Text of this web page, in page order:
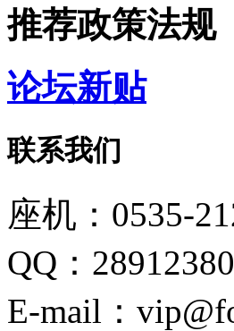
推荐政策法规
论坛新贴
联系我们
座机：0535-
QQ：
E-mail：